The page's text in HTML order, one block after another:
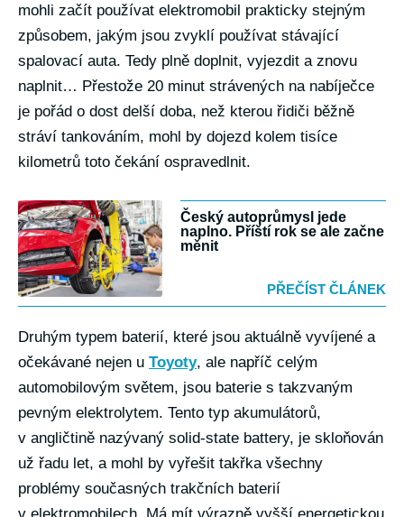
mohli začít používat elektromobil prakticky stejným
způsobem, jakým jsou zvyklí používat stávající
spalovací auta. Tedy plně doplnit, vyjezdit a znovu
naplnit… Přestože 20 minut strávených na nabíječce
je pořád o dost delší doba, než kterou řidiči běžně
stráví tankováním, mohl by dojezd kolem tisíce
kilometrů toto čekání ospravedlnit.
Český autoprůmysl jede
naplno. Příští rok se ale začne
měnit
PŘEČÍST ČLÁNEK
Druhým typem baterií, které jsou aktuálně vyvíjené a
očekávané nejen u Toyoty, ale napříč celým
automobilovým světem, jsou baterie s takzvaným
pevným elektrolytem. Tento typ akumulátorů,
v angličtině nazývaný solid-state battery, je skloňován
už řadu let, a mohl by vyřešit takřka všechny
problémy současných trakčních baterií